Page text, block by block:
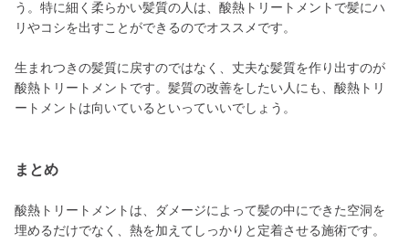
う。特に細く柔らかい髪質の人は、酸熱トリートメントで髪にハ
リやコシを出すことができるのでオススメです。
生まれつきの髪質に戻すのではなく、丈夫な髪質を作り出すのが
酸熱トリートメントです。髪質の改善をしたい人にも、酸熱トリ
ートメントは向いているといっていいでしょう。
まとめ
酸熱トリートメントは、ダメージによって髪の中にできた空洞を
埋めるだけでなく、熱を加えてしっかりと定着させる施術です。